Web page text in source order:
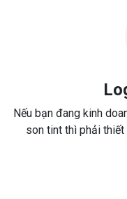
Nếu bạn đang kinh
son tint thì phải